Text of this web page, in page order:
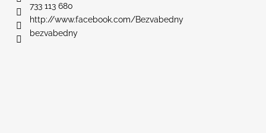
733 113 680
http://www.facebook.com/Bezvabedny
bezvabedny